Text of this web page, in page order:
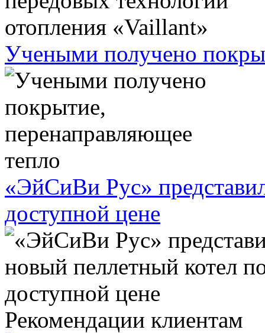
Учеными получено
«ЭйСиВи Рус»
доступной цене
Рекомендации клиентам